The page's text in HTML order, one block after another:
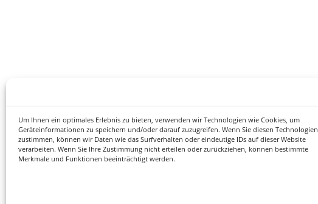
Um Ihnen ein optimales Erlebnis zu bieten, verwenden wir Technologien wie Cookies, um
Geräteinformationen zu speichern und/oder darauf zuzugreifen. Wenn Sie diesen Technologien
zustimmen, können wir Daten wie das Surfverhalten oder eindeutige IDs auf dieser Website
verarbeiten. Wenn Sie Ihre Zustimmung nicht erteilen oder zurückziehen, können bestimmte
Merkmale und Funktionen beeinträchtigt werden.